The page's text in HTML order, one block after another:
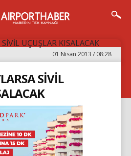
01 Nisan 2013 / 08:28
SİVİL